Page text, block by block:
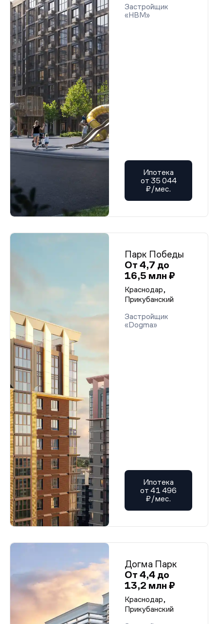
Застройщик
«НВМ»
Ипотека
от 35 044
₽/мес.
Парк Победы
От 4,7 до
16,5 млн ₽
Краснодар,
Прикубанский
Застройщик
«Dogma»
Ипотека
от 41 496
₽/мес.
Догма Парк
От 4,4 до
13,2 млн ₽
Краснодар,
Прикубанский